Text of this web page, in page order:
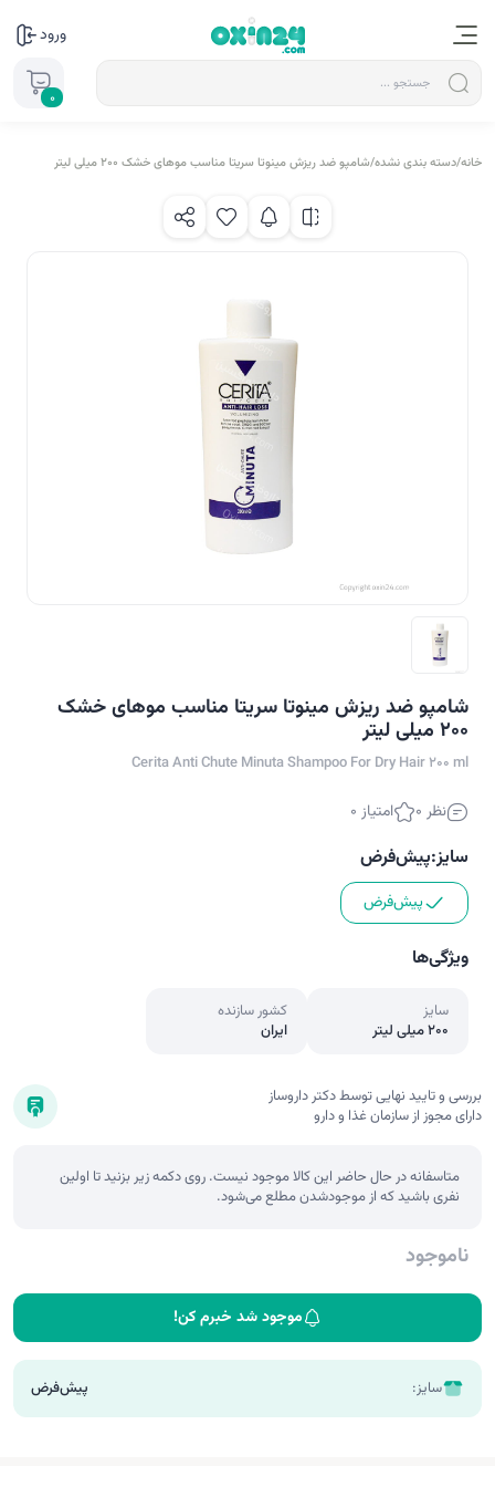
ورود
0
خانه/دسته بندی نشده/شامپو ضد ریزش مینوتا سریتا مناسب موهای خشک 200 میلی لیتر
شامپو ضد ریزش مینوتا سریتا مناسب موهای خشک
200 میلی لیتر
Cerita Anti Chute Minuta Shampoo For Dry Hair 200 ml
نظر 0 امتیاز 0
سایز:پیش‌فرض
پیش‌فرض
ویژگی‌ها
سایز
200 میلی لیتر
کشور سازنده
ایران
بررسی و تایید نهایی توسط دکتر داروساز
دارای مجوز از سازمان غذا و دارو
متاسفانه در حال حاضر این کالا موجود نیست. روی دکمه زیر بزنید تا اولین
نفری باشید که از موجودشدن مطلع می‌شود.
ناموجود
موجود شد خبرم کن!
سایز: پیش‌فرض